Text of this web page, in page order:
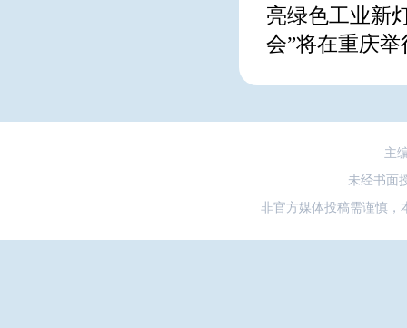
亮绿色工业新
会”将在重庆
主
未经书面
非官方媒体投稿需谨慎，